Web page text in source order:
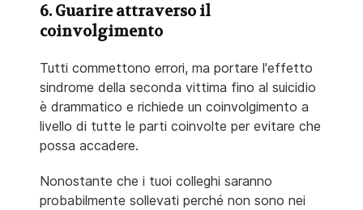
6. Guarire attraverso il
coinvolgimento
Tutti commettono errori, ma portare l'effetto
sindrome della seconda vittima fino al suicidio
è drammatico e richiede un coinvolgimento a
livello di tutte le parti coinvolte per evitare che
possa accadere.
Nonostante che i tuoi colleghi saranno
probabilmente sollevati perché non sono nei